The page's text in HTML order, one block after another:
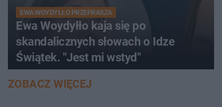
EWA WOYDYŁŁO PRZEPRASZA
Ewa Woydyłło kaja się po
skandalicznych słowach o Idze
Świątek. "Jest mi wstyd"
ZOBACZ WIĘCEJ